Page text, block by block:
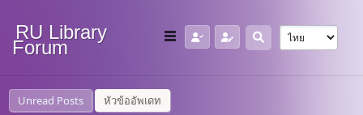
RU Library
Forum
Unread Posts หัวข้ออัพเดท